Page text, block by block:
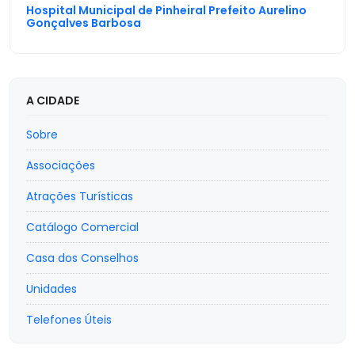
Hospital Municipal de Pinheiral Prefeito Aurelino
Gonçalves Barbosa
A CIDADE
Sobre
Associações
Atrações Turísticas
Catálogo Comercial
Casa dos Conselhos
Unidades
Telefones Úteis